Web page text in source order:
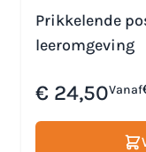
Prikkelende
leeromgeving
€ 24,50Vanaf